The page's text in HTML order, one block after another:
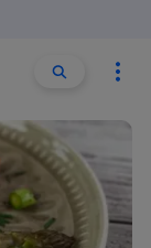
Buscar